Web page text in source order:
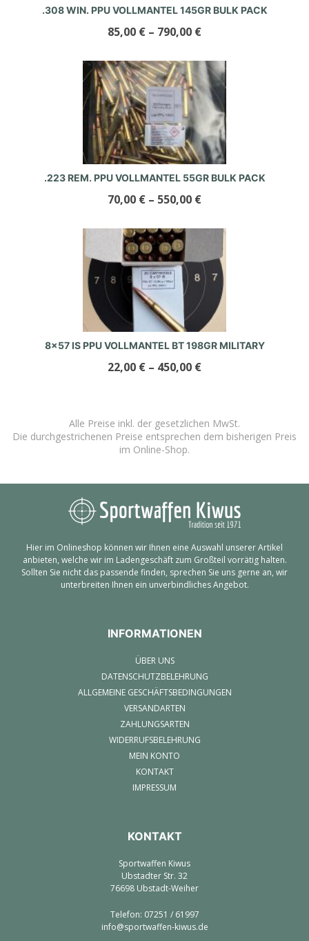
.308 WIN. PPU VOLLMANTEL 145GR BULK PACK
85,00 € – 790,00 €
.223 REM. PPU VOLLMANTEL 55GR BULK PACK
70,00 € – 550,00 €
8×57 IS PPU VOLLMANTEL BT 198GR MILITARY
22,00 € – 450,00 €
Alle Preise inkl. der gesetzlichen MwSt.
Die durchgestrichenen Preise entsprechen dem bisherigen Preis
im Online-Shop.
Hier im Onlineshop können wir Ihnen eine Auswahl unserer Artikel
anbieten, welche wir im Ladengeschäft zum Großteil vorrätig halten.
Sollten Sie nicht das passende finden, sprechen Sie uns gerne an, wir
unterbreiten Ihnen ein unverbindliches Angebot.
INFORMATIONEN
ÜBER UNS
DATENSCHUTZBELEHRUNG
ALLGEMEINE GESCHÄFTSBEDINGUNGEN
VERSANDARTEN
ZAHLUNGSARTEN
WIDERRUFSBELEHRUNG
MEIN KONTO
KONTAKT
IMPRESSUM
KONTAKT
Sportwaffen Kiwus
Ubstadter Str. 32
76698 Ubstadt-Weiher
Telefon: 07251 / 61997
info@sportwaffen-kiwus.de